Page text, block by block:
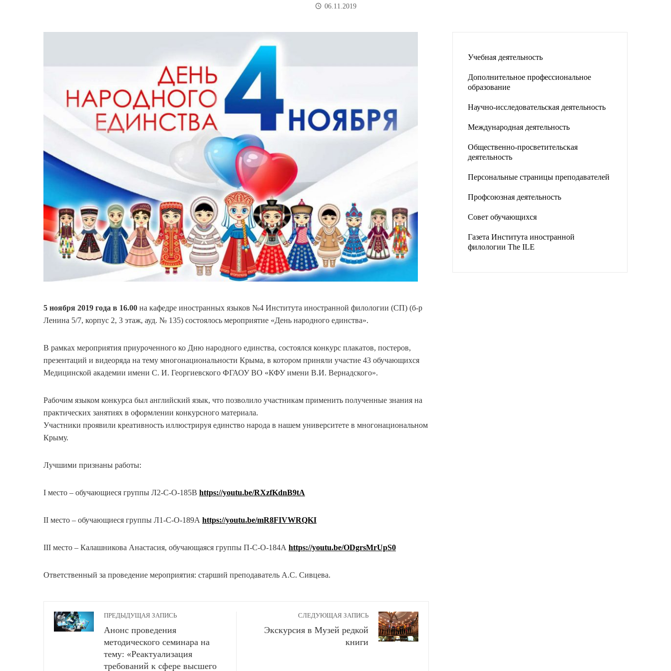
06.11.2019
5 ноября 2019 года в 16.00 на кафедре иностранных языков №4 Института иностранной филологии (СП) (б-р
Ленина 5/7, корпус 2, 3 этаж, ауд. № 135) состоялось мероприятие «День народного единства».
В рамках мероприятия приуроченного ко Дню народного единства, состоялся конкурс плакатов, постеров,
презентаций и видеоряда на тему многонациональности Крыма, в котором приняли участие 43 обучающихся
Медицинской академии имени С. И. Георгиевского ФГАОУ ВО «КФУ имени В.И. Вернадского».
Рабочим языком конкурса был английский язык, что позволило участникам применить полученные знания на
практических занятиях в оформлении конкурсного материала.
Участники проявили креативность иллюстрируя единство народа в нашем университете в многонациональном
Крыму.
Лучшими признаны работы:
I место – обучающиеся группы Л2-С-О-185В https://youtu.be/RXzfKdnB9tA
II место – обучающиеся группы Л1-С-О-189А https://youtu.be/mR8FIVWRQKI
III место – Калашникова Анастасия, обучающаяся группы П-С-О-184А https://youtu.be/ODgrsMrUpS0
Ответственный за проведение мероприятия: старший преподаватель А.С. Сивцева.
ПРЕДЫДУЩАЯ ЗАПИСЬ
Анонс проведения
методического семинара на
тему: «Реактуализация
требований к сфере высшего
СЛЕДУЮЩАЯ ЗАПИСЬ
Экскурсия в Музей редкой
книги
Учебная деятельность
Дополнительное профессиональное
образование
Научно-исследовательская деятельность
Международная деятельность
Общественно-просветительская
деятельность
Персональные страницы преподавателей
Профсоюзная деятельность
Совет обучающихся
Газета Института иностранной
филологии The ILE